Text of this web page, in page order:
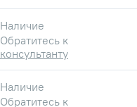
Наличие
Обратитесь к
консультанту
Наличие
Обратитесь к